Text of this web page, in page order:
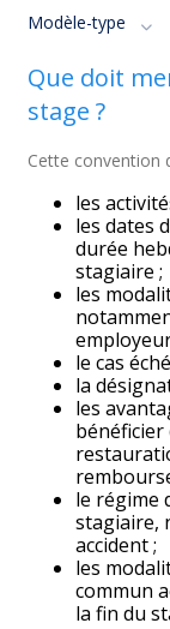
Modèle-type
Que doit
stage ?
Cette convention
les
les dates
durée
stagiaire ;
les
le cas
la
les
bénéficier
le régime
stagiaire,
accident ;
les
commun
la fin du